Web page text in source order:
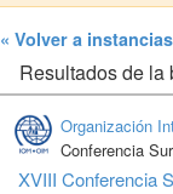
« Volver a instancias
Resultados de la
Organización
Conferencia
XVIII Conferencia